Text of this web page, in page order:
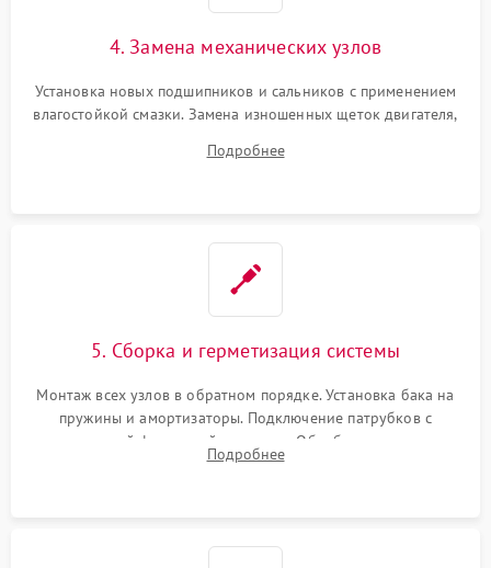
4. Замена механических узлов
Установка новых подшипников и сальников с применением
влагостойкой смазки. Замена изношенных щеток двигателя,
или поврежденной резиновой манжеты.
Подробнее
5. Сборка и герметизация системы
Монтаж всех узлов в обратном порядке. Установка бака на
пружины и амортизаторы. Подключение патрубков с
надежной фиксацией хомутами. Обработка стыков
герметиком для предотвращения возможных протечек воды.
Подробнее